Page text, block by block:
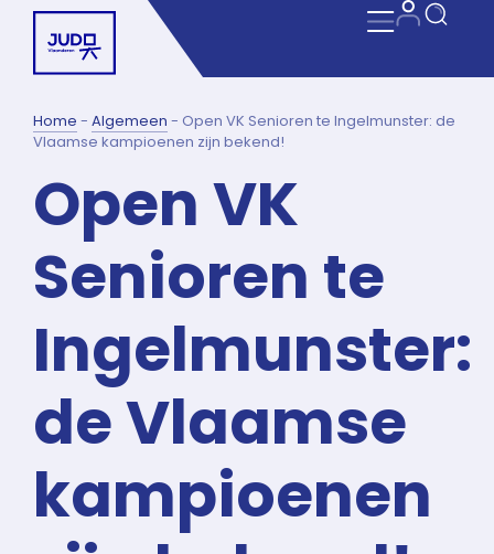
Home - Algemeen - Open VK Senioren te Ingelmunster: de
Vlaamse kampioenen zijn bekend!
Open VK
Senioren te
Ingelmunster:
de Vlaamse
kampioenen